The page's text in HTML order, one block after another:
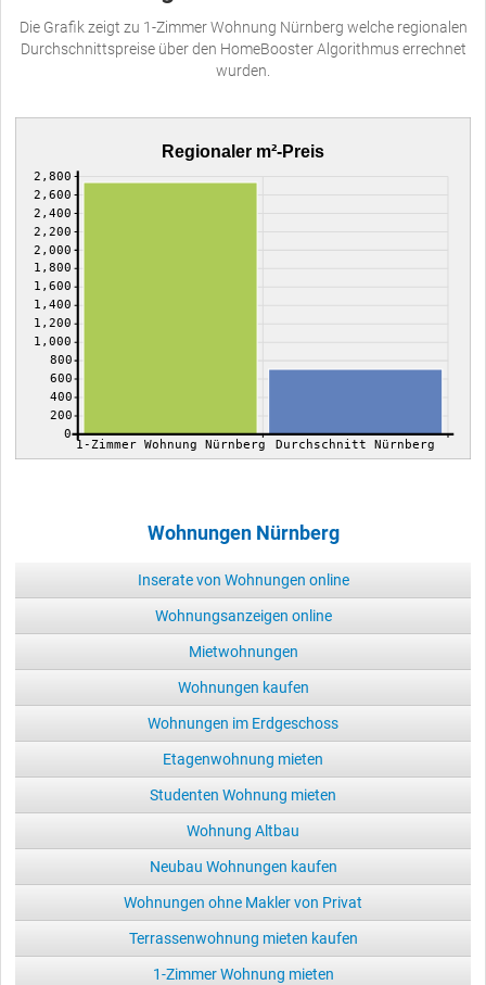
Die Grafik zeigt zu 1-Zimmer Wohnung Nürnberg welche regionalen
Durchschnittspreise über den HomeBooster Algorithmus errechnet
wurden.
Regionaler m²-Preis
0
200
400
600
800
1,000
1,200
1,400
1,600
1,800
2,000
2,200
2,400
2,600
2,800
1-Zimmer Wohnung Nürnberg Durchschnitt Nürnberg
Wohnungen Nürnberg
Inserate von Wohnungen online
Wohnungsanzeigen online
Mietwohnungen
Wohnungen kaufen
Wohnungen im Erdgeschoss
Etagenwohnung mieten
Studenten Wohnung mieten
Wohnung Altbau
Neubau Wohnungen kaufen
Wohnungen ohne Makler von Privat
Terrassenwohnung mieten kaufen
1-Zimmer Wohnung mieten